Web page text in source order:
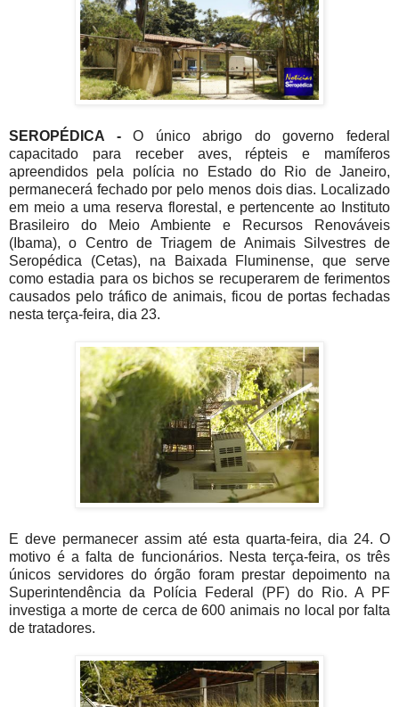
SEROPÉDICA -O único abrigo do governo federal
capacitado para receber aves, répteis e mamíferos
apreendidos pela polícia no Estado do Rio de Janeiro,
permanecerá fechado por pelo menos dois dias. Localizado
em meio a uma reserva florestal, e pertencente ao Instituto
Brasileiro do Meio Ambiente e Recursos Renováveis
(Ibama), o Centro de Triagem de Animais Silvestres de
Seropédica (Cetas), na Baixada Fluminense, que serve
como estadia para os bichos se recuperarem de ferimentos
causados pelo tráfico de animais, ficou de portas fechadas
nesta terça-feira, dia 23.
E deve permanecer assim até esta quarta-feira, dia 24. O
motivo é a falta de funcionários. Nesta terça-feira, os três
únicos servidores do órgão foram prestar depoimento na
Superintendência da Polícia Federal (PF) do Rio. A PF
investiga a morte de cerca de 600 animais no local por falta
de tratadores.